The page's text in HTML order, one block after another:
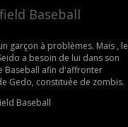
Baseball
garçon à problèmes. Mais , le
a besoin de lui dans son
Baseball afin d'affronter
Gedo, constituée de zombis.